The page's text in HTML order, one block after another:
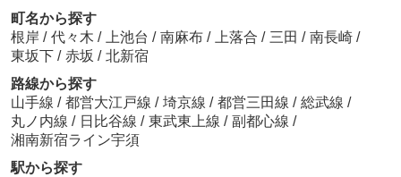
町名から探す
根岸 / 代々木 / 上池台 / 南麻布 / 上落合 / 三田 / 南長崎 /
東坂下 / 赤坂 / 北新宿
路線から探す
山手線 / 都営大江戸線 / 埼京線 / 都営三田線 / 総武線 /
丸ノ内線 / 日比谷線 / 東武東上線 / 副都心線 /
湘南新宿ライン宇須
駅から探す